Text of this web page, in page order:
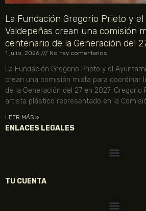
La Fundación Gregorio Prieto y
Valdepeñas crean una comisión
centenario de la Generación del
1 julio, 2026 No hay comentarios
La Fundación Gregorio Prieto y el
crean una comisión mixta para coordinar
de la Generación del 27 en 2027. Gregorio
artista plástico representado en la
LEER MÁS »
ENLACES LEGALES
TU CUENTA